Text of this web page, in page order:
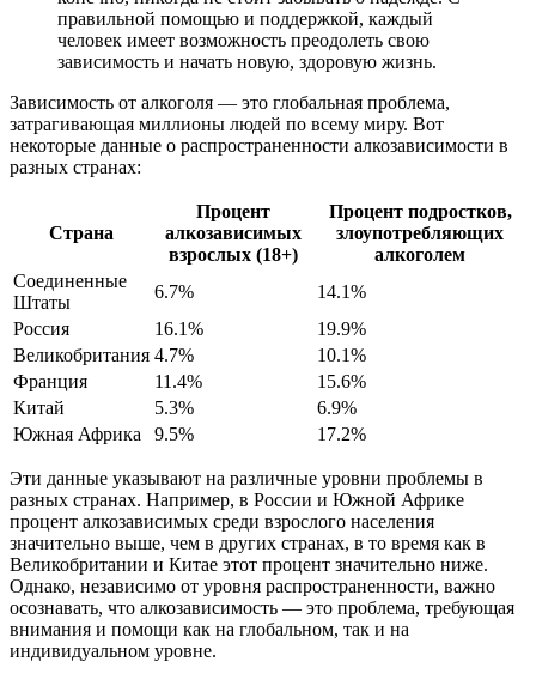
правильной помощью и поддержкой, каждый
человек имеет возможность преодолеть свою
зависимость и начать новую, здоровую жизнь.
Зависимость от алкоголя — это глобальная проблема,
затрагивающая миллионы людей по всему миру. Вот
некоторые данные о распространенности алкозависимости в
разных странах:
Страна
Процент
алкозависимых
взрослых (18+)
Процент подростков,
злоупотребляющих
алкоголем
Соединенные
Штаты
6.7%
14.1%
Россия
16.1%
19.9%
Великобритания 4.7%
10.1%
Франция
11.4%
15.6%
Китай
5.3%
6.9%
Южная Африка
9.5% 17.2%
Эти данные указывают на различные уровни проблемы в
разных странах. Например, в России и Южной Африке
процент алкозависимых среди взрослого населения
значительно выше, чем в других странах, в то время как в
Великобритании и Китае этот процент значительно ниже.
Однако, независимо от уровня распространенности, важно
осознавать, что алкозависимость — это проблема, требующая
внимания и помощи как на глобальном, так и на
индивидуальном уровне.